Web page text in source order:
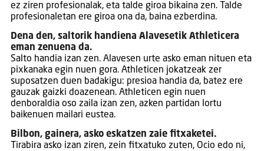
ez ziren profesionalak, eta talde giroa bikaina zen. Talde
profesionaletan ere giroa ona da, baina ezberdina.
Dena den, saltorik handiena Alavesetik Athleticera
eman zenuena da.
Salto handia izan zen. Alavesen urte asko eman nituen eta
pixkanaka egin nuen gora. Athleticen jokatzeak zer
suposatzen duen badakigu: presioa handia da, batez ere
gauzak gaizki doazenean. Athleticen egin nuen
denboraldia oso zaila izan zen, azken partidan lortu
baikenuen mailari eustea.
Bilbon, gainera, asko eskatzen zaie fitxaketei.
Tirabira asko izan ziren, zein fitxatuko zuten, Ocio edo ni,